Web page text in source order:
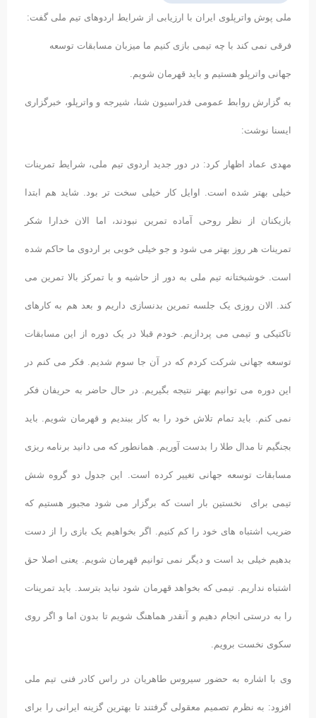
ملی پوش واترپلوی ایران با ارزیابی از شرایط اردوهای تیم ملی گفت:
فرقی نمی کند با چه تیمی بازی کنیم ما میزبان مسابقات توسعه
جهانی واترپلو هستیم و باید قهرمان شویم.
به گزارش روابط عمومی فدراسیون شنا، شیرجه و واترپلو، خبرگزاری
ایسنا نوشت:
مهدی عماد اظهار کرد: در دور جدید اردوی تیم ملی، شرایط تمرینات
خیلی بهتر شده است. اوایل کار خیلی سخت تر بود. شاید هم ابتدا
بازیکنان از نظر روحی آماده تمرین نبودند، اما الان خدارا شکر
تمرینات هر روز بهتر می شود و جو خیلی خوبی بر اردوی ما حاکم شده
است. خوشبختانه تیم ملی به دور از حاشیه و با تمرکز بالا تمرین می
کند. الان روزی یک جلسه تمرین بدنسازی داریم و بعد هم به کارهای
تاکتیکی و تیمی می پردازیم. خودم قبلا در یک دوره از این مسابقات
توسعه جهانی شرکت کردم که در آن جا سوم شدیم. فکر می کنم در
این دوره می توانیم بهتر نتیجه بگیریم. در حال حاضر به حریفان فکر
نمی کنم. باید تمام تلاش خود را به کار ببندیم و قهرمان شویم. باید
بجنگیم تا مدال طلا را بدست آوریم. همانطور که می دانید برنامه ریزی
مسابقات توسعه جهانی تغییر کرده است. این جدول دو گروه شش
تیمی برای نخستین بار است که برگزار می شود مجبور هستیم که
ضریب اشتباه های خود را کم کنیم. اگر بخواهیم یک بازی را از دست
بدهیم خیلی بد است و دیگر نمی توانیم قهرمان شویم. یعنی اصلا حق
اشتباه نداریم. تیمی که بخواهد قهرمان شود نباید بترسد. باید تمرینات
را به درستی انجام دهیم و آنقدر هماهنگ شویم تا بدون اما و اگر روی
سکوی نخست برویم.
وی با اشاره به حضور سیروس طاهریان در راس کادر فنی تیم ملی
افزود: به نظرم تصمیم معقولی گرفتند تا بهترین گزینه ایرانی را برای